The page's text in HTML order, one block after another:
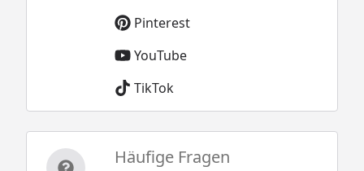
Pinterest
YouTube
TikTok
Häufige Fragen